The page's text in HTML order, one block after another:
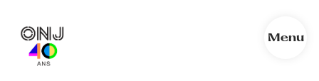
Menu